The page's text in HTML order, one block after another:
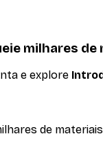
Descritiva
milhares de
e explore
de materiais